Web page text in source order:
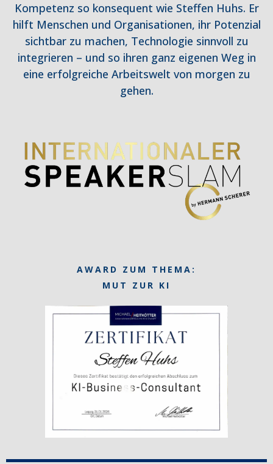
Kompetenz so konsequent wie Steffen Huhs. Er
hilft Menschen und Organisationen, ihr Potenzial
sichtbar zu machen, Technologie sinnvoll zu
integrieren – und so ihren ganz eigenen Weg in
eine erfolgreiche Arbeitswelt von morgen zu
gehen.
AWARD ZUM THEMA:
MUT ZUR KI